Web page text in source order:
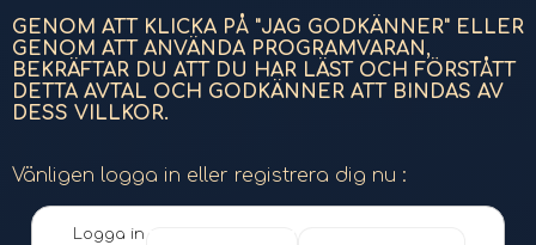
GENOM ATT KLICKA PÅ "JAG GODKÄNNER" ELLER
GENOM ATT ANVÄNDA PROGRAMVARAN,
BEKRÄFTAR DU ATT DU HAR LÄST OCH FÖRSTÅTT
DETTA AVTAL OCH GODKÄNNER ATT BINDAS AV
DESS VILLKOR.
Vänligen logga in eller registrera dig nu :
Logga in